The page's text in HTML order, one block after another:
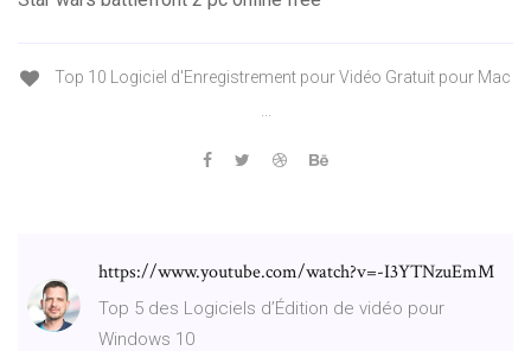
Top 10 Logiciel d'Enregistrement pour Vidéo Gratuit pour Mac
https://www.youtube.com/watch?v=-I3YTNzuEmM
Top 5 des Logiciels d’Édition de vidéo pour
Windows 10